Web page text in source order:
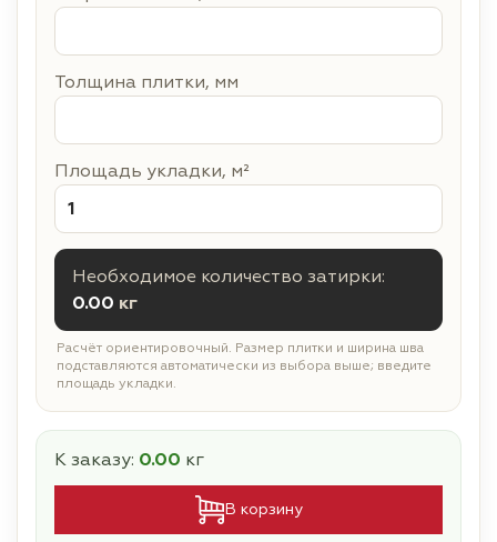
Толщина плитки, мм
Площадь укладки, м²
Необходимое количество затирки:
0.00 кг
Расчёт ориентировочный. Размер плитки и ширина шва
подставляются автоматически из выбора выше; введите
площадь укладки.
К заказу: 0.00 кг
В корзину